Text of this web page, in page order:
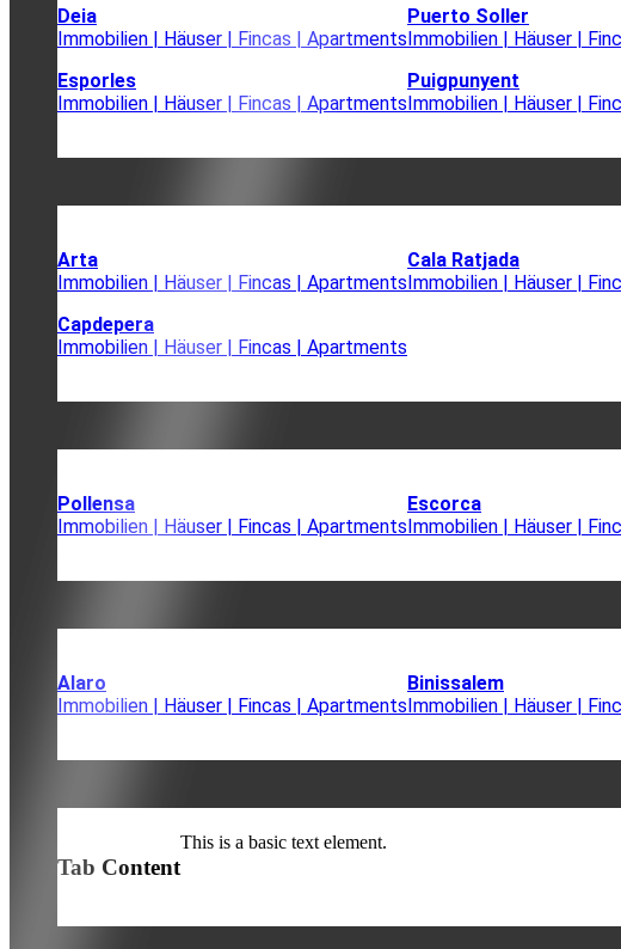
Deia
Immobilien | Häuser | Fincas | Apartments
Esporles
Immobilien | Häuser | Fincas | Apartments
Puerto Soller
Immobilien | Häuser |
Puigpunyent
Immobilien | Häuser |
Arta
Immobilien | Häuser | Fincas | Apartments
Capdepera
Immobilien | Häuser | Fincas | Apartments
Cala Ratjada
Immobilien | Häuser |
Pollensa
Immobilien | Häuser | Fincas | Apartments
Escorca
Immobilien | Häuser |
Alaro
Immobilien | Häuser | Fincas | Apartments
Binissalem
Immobilien | Häuser |
Tab Content
This is a basic text element.